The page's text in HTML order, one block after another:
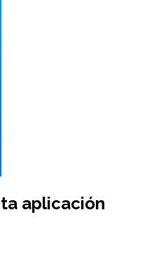
aplicación